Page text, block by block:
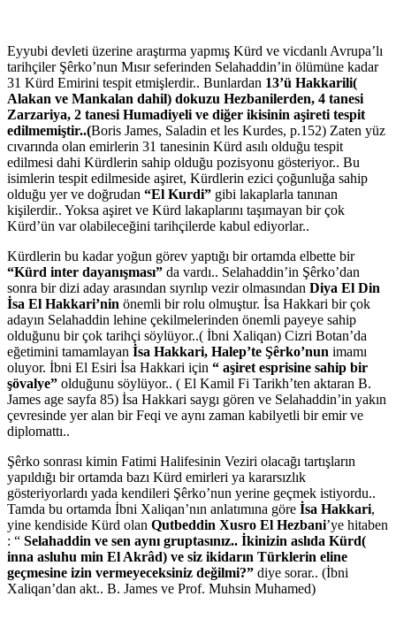
Eyyubi devleti üzerine araştırma yapmış Kürd ve vicdanlı Avrupa’lı
tarihçiler Şêrko’nun Mısır seferinden Selahaddin’in ölümüne kadar
31 Kürd Emirini tespit etmişlerdir.. Bunlardan 13’ü Hakkarili(
Alakan ve Mankalan dahil) dokuzu Hezbanilerden, 4 tanesi
Zarzariya, 2 tanesi Humadiyeli ve diğer ikisinin aşireti tespit
edilmemiştir..(Boris James, Saladin et les Kurdes, p.152) Zaten yüz
cıvarında olan emirlerin 31 tanesinin Kürd asılı olduğu tespit
edilmesi dahi Kürdlerin sahip olduğu pozisyonu gösteriyor.. Bu
isimlerin tespit edilmeside aşiret, Kürdlerin ezici çoğunluğa sahip
olduğu yer ve doğrudan “El Kurdi” gibi lakaplarla tanınan
kişilerdir.. Yoksa aşiret ve Kürd lakaplarını taşımayan bir çok
Kürd’ün var olabileceğini tarihçilerde kabul ediyorlar..
Kürdlerin bu kadar yoğun görev yaptığı bir ortamda elbette bir
“Kürd inter dayanışması” da vardı.. Selahaddin’in Şêrko’dan
sonra bir dizi aday arasından sıyrılıp vezir olmasından Diya El Din
İsa El Hakkari’nin önemli bir rolu olmuştur. İsa Hakkari bir çok
adayın Selahaddin lehine çekilmelerinden önemli payeye sahip
olduğunu bir çok tarihçi söylüyor..( İbni Xaliqan) Cizri Botan’da
eğetimini tamamlayan İsa Hakkari, Halep’te Şêrko’nun imamı
oluyor. İbni El Esiri İsa Hakkari için “ aşiret esprisine sahip bir
şövalye” olduğunu söylüyor.. ( El Kamil Fi Tarikh’ten aktaran B.
James age sayfa 85) İsa Hakkari saygı gören ve Selahaddin’in yakın
çevresinde yer alan bir Feqi ve aynı zaman kabilyetli bir emir ve
diplomattı..
Şêrko sonrası kimin Fatimi Halifesinin Veziri olacağı tartışların
yapıldığı bir ortamda bazı Kürd emirleri ya kararsızlık
gösteriyorlardı yada kendileri Şêrko’nun yerine geçmek istiyordu..
Tamda bu ortamda İbni Xaliqan’nın anlatımına göre İsa Hakkari,
yine kendiside Kürd olan Qutbeddin Xusro El Hezbani’ye hitaben
: “ Selahaddin ve sen aynı gruptasınız.. İkinizin aslıda Kürd(
inna asluhu min El Akrâd) ve siz ikidarın Türklerin eline
geçmesine izin vermeyeceksiniz değilmi?” diye sorar.. (İbni
Xaliqan’dan akt.. B. James ve Prof. Muhsin Muhamed)